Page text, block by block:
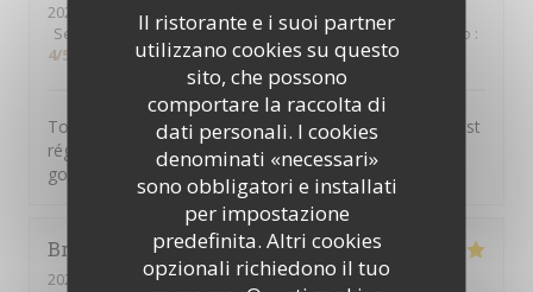
Il ristorante e i suoi partner
utilizzano cookies su questo
sito, che possono
comportare la raccolta di
dati personali. I cookies
denominati «necessari»
sono obbligatori e installati
per impostazione
predefinita. Altri cookies
opzionali richiedono il tuo
2026-08-06
- 12:30 - Ospiti 2
Servizio
/5 Atmosfera:4 /5 Cucina: 4/5 Qualità / Prezzo :
4/5
Tout était au top tant le service que les plats 😊 On s’est
régalé avec la pièce de bœuf et en dessert le café
gourmand. Très bon rapport qualité prix 👌
Brigitte
2026-08-06
- 12:00 - Ospiti 2